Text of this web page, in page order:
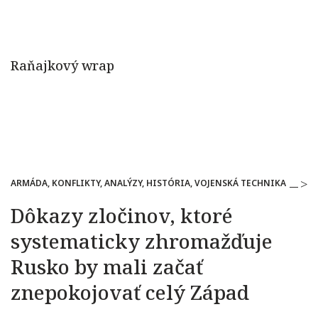
ARMÁDA, KONFLIKTY, ANALÝZY, HISTÓRIA, VOJENSKÁ TECHNIKA